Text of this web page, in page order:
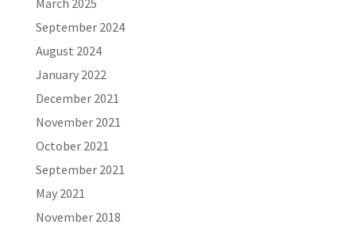
March 2025
September 2024
August 2024
January 2022
December 2021
November 2021
October 2021
September 2021
May 2021
November 2018